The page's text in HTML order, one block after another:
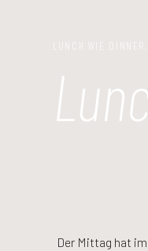
Der Mittag hat